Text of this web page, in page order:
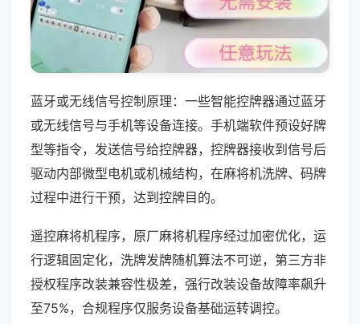
蓝牙或无线信号控制原理：一些智能控牌器通过蓝牙
或无线信号与手机等设备连接。手机端软件预设好牌
型等指令，发送信号给控牌器，控牌器接收到信号后
驱动内部微型电机或机械结构，在麻将机洗牌、码牌
过程中进行干预，达到控牌目的。
遥控麻将机程序，原厂麻将机程序经过加密优化，运
行逻辑固定化，洗牌发牌随机算法不可逆，第三方非
授权程序改装兼容性极差，强行改装设备故障率飙升
至75%，合规程序仅服务设备基础运转调控。